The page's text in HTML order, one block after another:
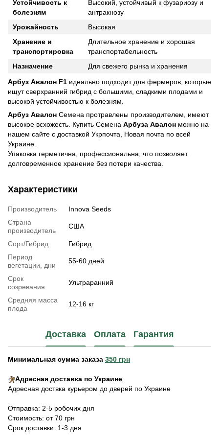
Устойчивость к
болезням
Высокий, устойчивый к фузариозу и
антракнозу
Урожайность
Высокая
Хранение и
транспортировка
Длительное хранение и хорошая
транспортабельность
Назначение
Для свежего рынка и хранения
Арбуз Авалон F1 идеально подходит для фермеров, которые
ищут сверхранний гибрид с большими, сладкими плодами и
высокой устойчивостью к болезням.
Арбуз Авалон Семена протравлены производителем, имеют
высокое всхожесть. Купить Семена Арбуза Авалон можно на
нашем сайте с доставкой Укрпочта, Новая почта по всей
Украине.
Упаковка герметична, профессиональна, что позволяет
долговременное хранение без потери качества.
Характеристики
Производитель
Innova Seeds
Страна
производитель
США
Сорт/Гибрид
Гибрид
Период
вегетации, дни
55-60 дней
Срок
созревания
Ультраранний
Средняя масса
плода
12-16 кг
Доставка Оплата Гарантия
Минимальная сумма заказа 350 грн
Адресная доставка по Украине
Адресная доствка курьером до дверей по Украине
Отправка: 2-5 робочих дня
Стоимость: от 70 грн
Срок доставки: 1-3 дня